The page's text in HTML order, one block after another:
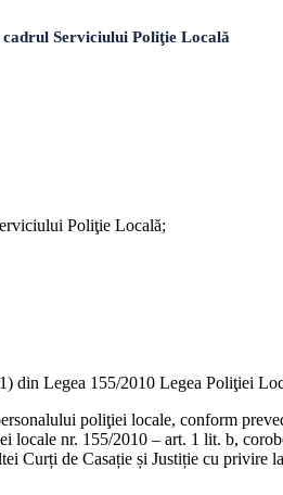
Serviciului Poliţie Locală
Poliţie Locală;
din Legea 155/2010 Legea Poliţiei
poliţiei locale, conform
nr. 155/2010 – art. 1 lit. b,
Curți de Casație și Justiție cu privire